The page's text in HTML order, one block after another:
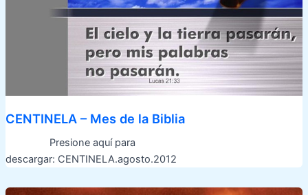
CENTINELA – Mes de la Biblia
Presione aquí para
descargar: CENTINELA.agosto.2012